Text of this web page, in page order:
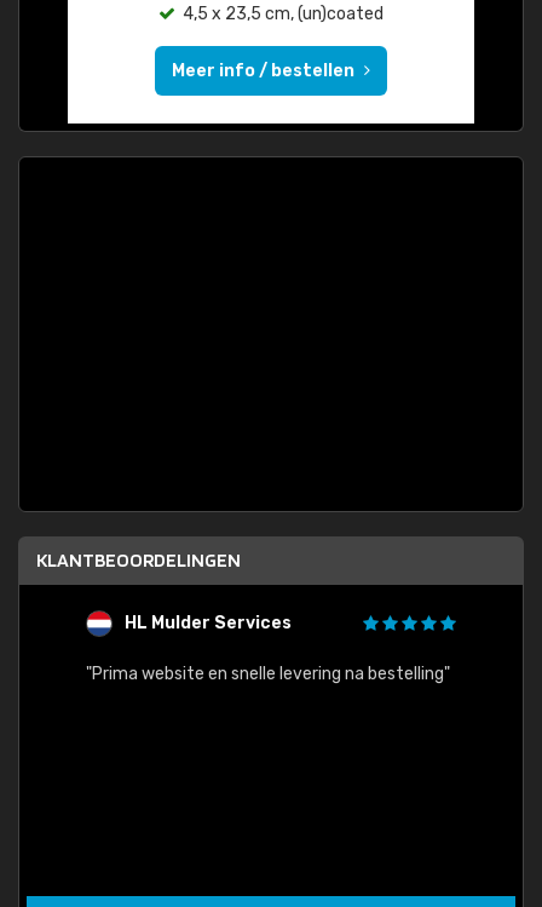
4,5 x 23,5 cm, (un)coated
Meer info / bestellen
KLANTBEOORDELINGEN
HL Mulder Services
"Prima website en snelle levering na bestelling"